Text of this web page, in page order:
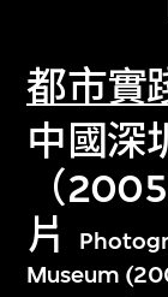
都市實
中國深
（
片
Museum
文化藏品